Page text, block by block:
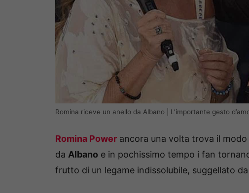
Romina riceve un anello da Albano | L’importante gesto
Romina Power ancora una volta trova il modo
da Albano e in pochissimo tempo i fan
frutto di un legame indissolubile, suggellato